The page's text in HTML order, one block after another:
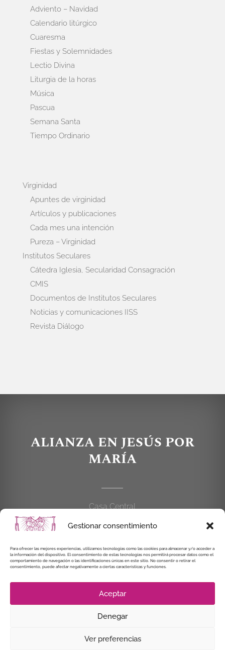
Gestionar consentimiento
Para ofrecer las mejores experiencias, utilizamos tecnologías como las cookies para almacenar y/o acceder a
la información del dispositivo. El consentimiento de estas tecnologías nos permitirá procesar datos como el
comportamiento de navegación o las identificaciones únicas en este sitio. No consentir o retirar el
consentimiento, puede afectar negativamente a ciertas características y funciones.
Aceptar
Denegar
Ver preferencias
Adviento – Navidad
Calendario litúrgico
Cuaresma
Fiestas y Solemnidades
Lectio Divina
Liturgia de la horas
Música
Pascua
Semana Santa
Tiempo Ordinario
Virginidad
Apuntes de virginidad
Artículos y publicaciones
Cada mes una intención
Pureza – Virginidad
Institutos Seculares
Cátedra Iglesia, Secularidad Consagración
CMIS
Documentos de Institutos Seculares
Noticias y comunicaciones IISS
Revista Diálogo
ALIANZA EN JESÚS POR
MARÍA
Casa Central
C/Cardenal Cisneros, 55
914 462 114
alianzaenjesuspormaria@gmail.com